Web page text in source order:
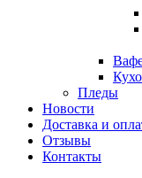
Пледы
Новости
Доставка и
Отзывы
Контакты